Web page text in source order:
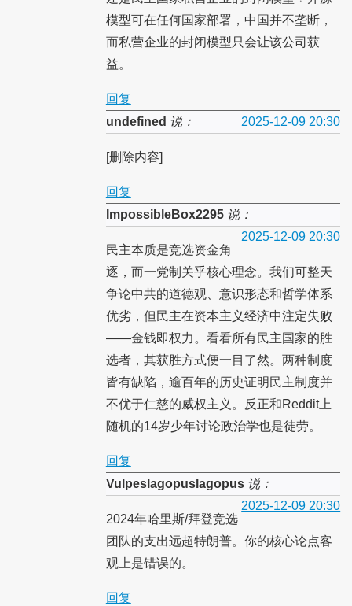
模型可在任何国家部署，中国并不垄断，
而私营企业的封闭模型只会让该公司获
益。
回复
undefined 说： 2025-12-09 20:30
[删除内容]
回复
ImpossibleBox2295说：
2025-12-09 20:30
民主本质是竞选资金角
逐，而一党制关乎核心理念。我们可整天
争论中共的道德观、意识形态和哲学体系
优劣，但民主在资本主义经济中注定失败
——金钱即权力。看看所有民主国家的胜
选者，其获胜方式便一目了然。两种制度
皆有缺陷，逾百年的历史证明民主制度并
不优于仁慈的威权主义。反正和Reddit上
随机的14岁少年讨论政治学也是徒劳。
回复
Vulpeslagopuslagopus说：
2025-12-09 20:30
2024年哈里斯/拜登竞选
团队的支出远超特朗普。你的核心论点客
观上是错误的。
回复